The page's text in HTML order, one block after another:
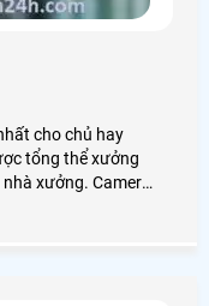
cho chủ hay
tổng thể xưởng
Camera